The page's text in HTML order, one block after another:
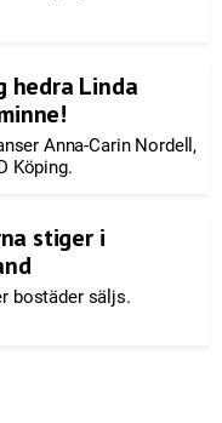
hedra Linda
Anna-Carin Nordell,
Köping.
stiger i
bostäder säljs.